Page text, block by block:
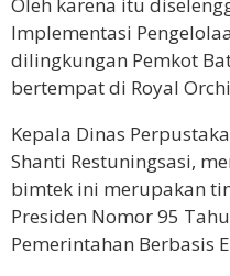
Oleh karena itu
Implementasi
dilingkungan Pemkot
bertempat di Royal
Kepala Dinas
Shanti Restuningsasi,
bimtek ini merupakan
Presiden Nomor 95
Pemerintahan Berbasis